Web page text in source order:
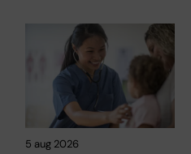
5 aug 2026